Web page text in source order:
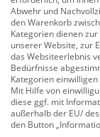
Ob für
sauber
für
Maße:
Abwehr und
den Warenkorb
Kategorien dienen
unserer Website, zur
das Websiteerlebnis
Bedürfnisse
Kategorien
Mit Hilfe von
diese ggf. mit
außerhalb der EU/
den Button